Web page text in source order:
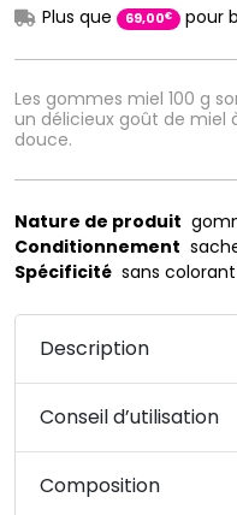
Les gommes miel 100 g
un délicieux goût de miel
douce.
Plus que
69,00€ pour
Nature de produit
Conditionnement
Spécificité sans colorant
Description
Conseil d’utilisation
Composition